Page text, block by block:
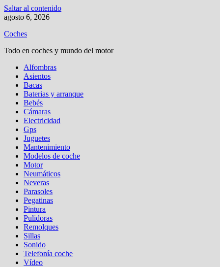
Saltar al contenido
agosto 6, 2026
Coches
Todo en coches y mundo del motor
Alfombras
Asientos
Bacas
Baterias y arranque
Bebés
Cámaras
Electricidad
Gps
Juguetes
Mantenimiento
Modelos de coche
Motor
Neumáticos
Neveras
Parasoles
Pegatinas
Pintura
Pulidoras
Remolques
Sillas
Sonido
Telefonía coche
Vídeo